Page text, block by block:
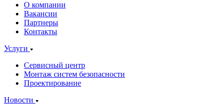
О компании
Вакансии
Партнеры
Контакты
Услуги
Сервисный центр
Монтаж систем безопасности
Проектирование
Новости